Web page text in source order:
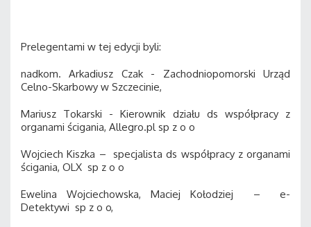
Prelegentami w tej edycji byli:
nadkom. Arkadiusz Czak - Zachodniopomorski Urząd
Celno-Skarbowy w Szczecinie,
Mariusz Tokarski - Kierownik działu ds współpracy z
organami ścigania, Allegro.pl sp z o o
Wojciech Kiszka – specjalista ds współpracy z organami
ścigania, OLX sp z o o
Ewelina Wojciechowska, Maciej Kołodziej – e-
Detektywi sp z o o,